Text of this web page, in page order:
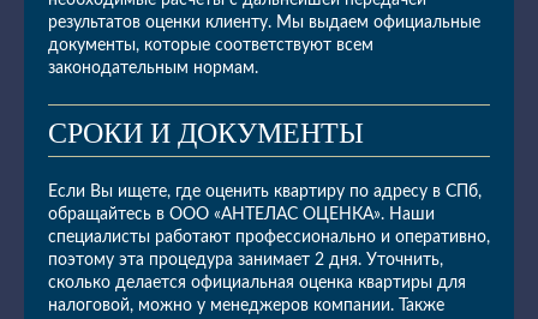
результатов оценки клиенту. Мы выдаем официальные
документы, которые соответствуют всем
законодательным нормам.
СРОКИ И ДОКУМЕНТЫ
Если Вы ищете, где оценить квартиру по адресу в СПб,
обращайтесь в ООО «АНТЕЛАС ОЦЕНКА». Наши
специалисты работают профессионально и оперативно,
поэтому эта процедура занимает 2 дня. Уточнить,
сколько делается официальная оценка квартиры для
налоговой, можно у менеджеров компании. Также